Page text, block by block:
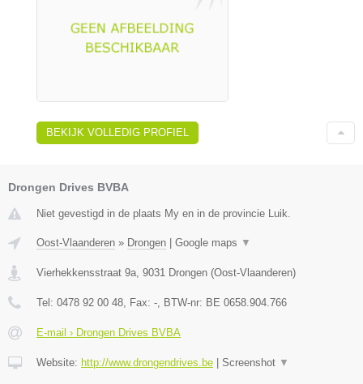
BEKIJK VOLLEDIG PROFIEL
Drongen Drives BVBA
Niet gevestigd in de plaats My en in de provincie Luik.
Oost-Vlaanderen » Drongen | Google maps ▼
Vierhekkensstraat 9a 9031 Drongen (Oost-Vlaanderen)
Tel: 0478 92 00 48 , Fax: - , BTW-nr: BE 0658.904.766
E-mail › Drongen Drives BVBA
Website: http://www.drongendrives.be | Screenshot ▼